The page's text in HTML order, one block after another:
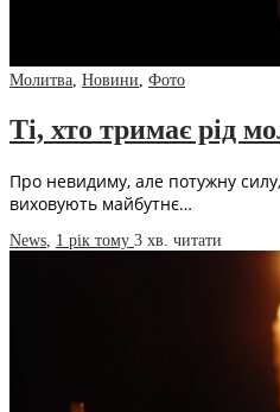
Молитва, Новини, Фото
Ті, хто тримає рід
Про невидиму, але потужну силу,
виховують майбутнє…
News, 1 рік тому 3 хв. читати